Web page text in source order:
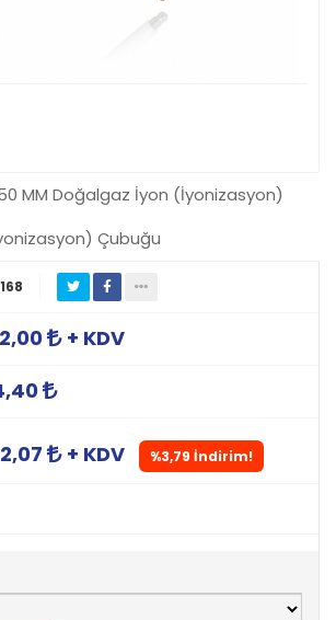
MM Doğalgaz İyon (İyonizasyon)
Çubuğu
+ KDV
+ KDV %3,79 İndirim!